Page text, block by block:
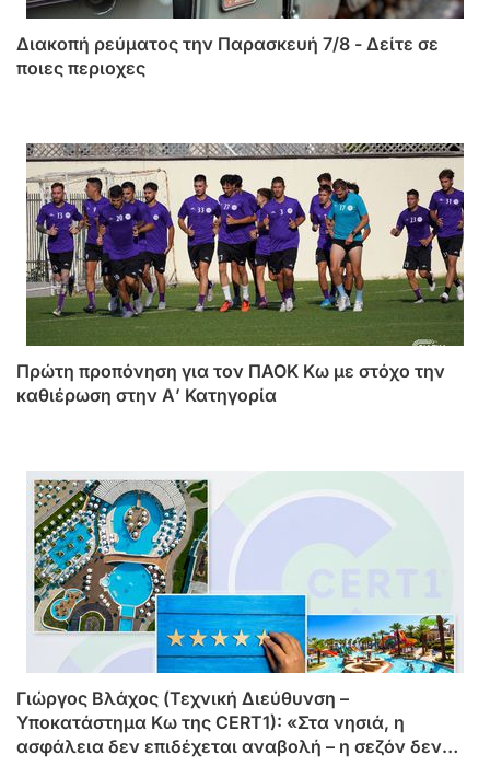
Διακοπή ρεύματος την Παρασκευή 7/8 - Δείτε σε
ποιες περιοχες
Πρώτη προπόνηση για τον ΠΑΟΚ Κω με στόχο την
καθιέρωση στην Α’ Κατηγορία
Γιώργος Βλάχος (Τεχνική Διεύθυνση –
Υποκατάστημα Κω της CERT1): «Στα νησιά, η
ασφάλεια δεν επιδέχεται αναβολή – η σεζόν δεν